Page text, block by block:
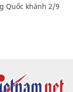
Quốc khánh 2/9